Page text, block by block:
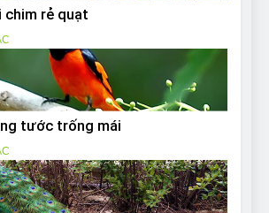
chim rẻ quạt
tước trống mái